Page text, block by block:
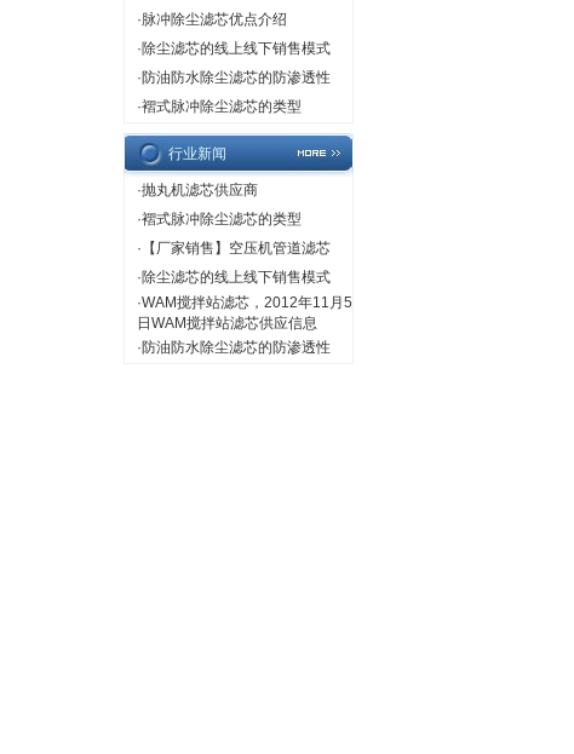
· 脉冲除尘滤芯优点介绍
·除尘滤芯的线上线下销售模式
·防油防水除尘滤芯的防渗透性
·褶式脉冲除尘滤芯的类型
行业新闻
·抛丸机滤芯供应商
·褶式脉冲除尘滤芯的类型
· 【厂家销售】空压机管道滤芯
·除尘滤芯的线上线下销售模式
·WAM搅拌站滤芯，2012年11月5
日WAM搅拌站滤芯供应信息
·防油防水除尘滤芯的防渗透性